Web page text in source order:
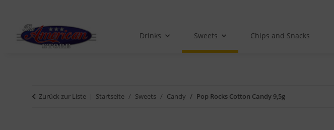
Drinks Sweets Chips and Snacks
Zurück zur Liste Startseite Sweets Candy Pop Rocks Cotton Candy 9,5g